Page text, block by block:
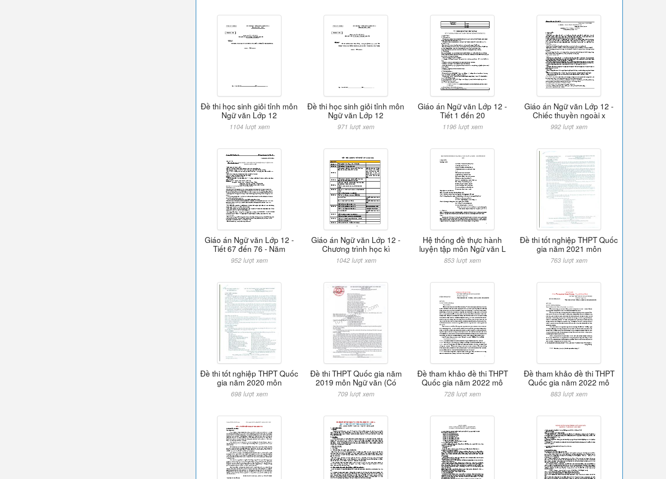
Đề thi học sinh giỏi tỉnh môn
Ngữ văn Lớp 12
1104 lượt xem
Đề thi học sinh giỏi tỉnh môn
Ngữ văn Lớp 12
971 lượt xem
Giáo án Ngữ văn Lớp 12 -
Tiết 1 đến 20
1196 lượt xem
Giáo án Ngữ văn Lớp 12 -
Chiếc thuyền ngoài x
992 lượt xem
Giáo án Ngữ văn Lớp 12 -
Tiết 67 đến 76 - Năm
952 lượt xem
Giáo án Ngữ văn Lớp 12 -
Chương trình học kì
1042 lượt xem
Hệ thống đề thực hành
luyện tập môn Ngữ văn L
853 lượt xem
Đề thi tốt nghiệp THPT Quốc
gia năm 2021 môn
763 lượt xem
Đề thi tốt nghiệp THPT Quốc
gia năm 2020 môn
698 lượt xem
Đề thi THPT Quốc gia năm
2019 môn Ngữ văn (Có
709 lượt xem
Đề tham khảo đề thi THPT
Quốc gia năm 2022 mô
728 lượt xem
Đề tham khảo đề thi THPT
Quốc gia năm 2022 mô
883 lượt xem